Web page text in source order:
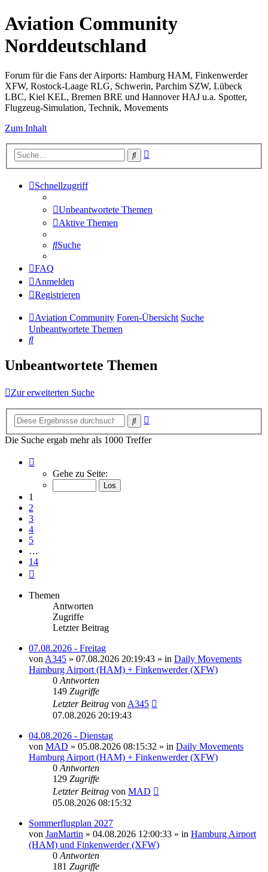
Aviation Community
Norddeutschland
Forum für die Fans der Airports: Hamburg HAM, Finkenwerder
XFW, Rostock-Laage RLG, Schwerin, Parchim SZW, Lübeck
LBC, Kiel KEL, Bremen BRE und Hannover HAJ u.a. Spotter,
Flugzeug-Simulation, Technik, Movements
Zum Inhalt
Suche
Schnellzugriff
Unbeantwortete Themen
Aktive Themen
Suche
FAQ
Anmelden
Registrieren
Aviation Community Foren-Übersicht Suche
Unbeantwortete Themen
Suche
Unbeantwortete Themen
Zur erweiterten Suche
Suche
Die Suche ergab mehr als 1000 Treffer
von
Gehe zu Seite:
1
2
3
4
5
…
14
Themen
Antworten
Zugriffe
Letzter Beitrag
07.08.2026 - Freitag
von A345 » 07.08.2026 20:19:43 » in Daily Movements
Hamburg Airport (HAM) + Finkenwerder (XFW)
0 Antworten
149 Zugriffe
Letzter Beitrag von A345
07.08.2026 20:19:43
04.08.2026 - Dienstag
von MAD » 05.08.2026 08:15:32 » in Daily Movements
Hamburg Airport (HAM) + Finkenwerder (XFW)
0 Antworten
129 Zugriffe
Letzter Beitrag von MAD
05.08.2026 08:15:32
Sommerflugplan 2027
von JanMartin » 04.08.2026 12:00:33 » in Hamburg Airport
(HAM) und Finkenwerder (XFW)
0 Antworten
181 Zugriffe